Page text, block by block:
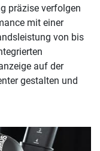
präzise verfolgen
mit einer
von bis
auf der
gestalten und